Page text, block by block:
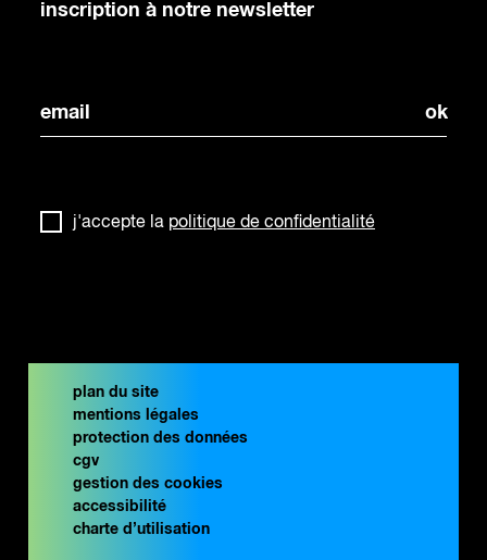
inscription à notre newsletter
j'accepte la politique de confidentialité
plan du site
mentions légales
protection des données
cgv
gestion des cookies
accessibilité
charte d’utilisation